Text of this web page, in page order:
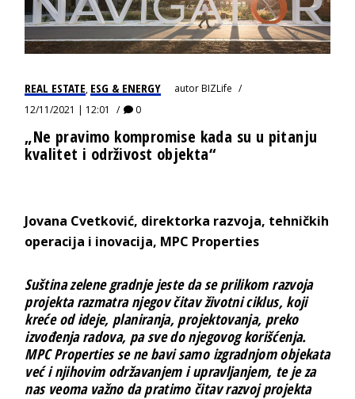
REAL ESTATE, ESG & ENERGY autorBIZLife
12/11/2021 | 12:01
0
„Ne pravimo kompromise kada su u pitanju
kvalitet i održivost objekta“
Jovana Cvetković, direktorka razvoja, tehničkih
operacija i inovacija, MPC Properties
Suština zelene gradnje jeste da se prilikom razvoja
projekta razmatra njegov čitav životni ciklus, koji
kreće od ideje, planiranja, projektovanja, preko
izvođenja radova, pa sve do njegovog korišćenja.
MPC Properties se ne bavi samo izgradnjom objekata
već i njihovim održavanjem i upravljanjem, te je za
nas veoma važno da pratimo čitav razvoj projekta